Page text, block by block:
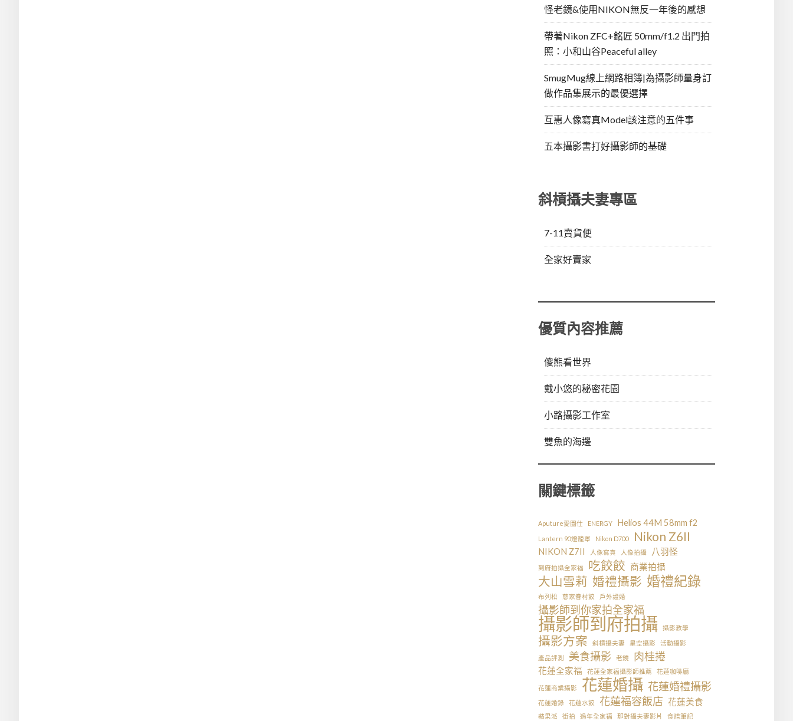
怪老鏡&使用NIKON無反一年後的感想
帶著Nikon ZFC+銘匠 50mm/f1.2 出門拍
照：小和山谷Peaceful alley
SmugMug線上網路相簿|為攝影師量身訂
做作品集展示的最優選擇
互惠人像寫真Model該注意的五件事
五本攝影書打好攝影師的基礎
斜槓攝夫妻專區
7-11賣貨便
全家好賣家
優質內容推薦
傻熊看世界
戴小悠的秘密花園
小路攝影工作室
雙魚的海邊
關鍵標籤
Aputure愛圖仕 ENERGY Helios 44M 58mm f2
Lantern 90燈籠罩 Nikon D700 Nikon Z6II
NIKON Z7II 人像寫真 人像拍攝 八羽怪
到府拍攝全家福 吃餃餃 商業拍攝
大山雪莉 婚禮攝影 婚禮紀錄
布列松 慈家眷村餃 戶外證婚
攝影師到你家拍全家福
攝影師到府拍攝 攝影教學
攝影方案 斜槓攝夫妻 星空攝影
活動攝影
產品評測
美食攝影 老鏡 肉桂捲
花蓮全家福 花蓮全家福攝影師推薦 花蓮咖啡廳
花蓮商業攝影 花蓮婚攝 花蓮婚禮攝影
花蓮婚錄 花蓮水餃 花蓮福容飯店 花蓮美食
蘋果派 街拍 過年全家福 那對攝夫妻影片 食譜筆記